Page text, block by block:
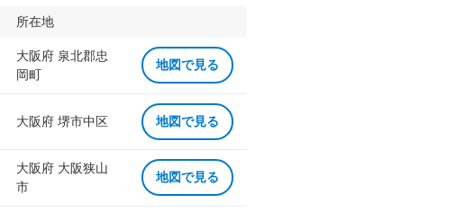
所在地
大阪府 泉北郡忠
岡町
地図で見る
大阪府 堺市中区 地図で見る
大阪府 大阪狭山
市
地図で見る